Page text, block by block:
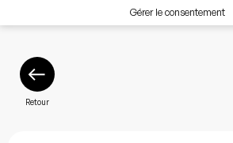
Gérer le consentement
Retour